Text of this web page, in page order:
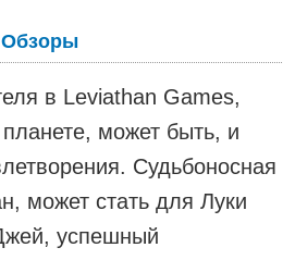
Обзоры
в Leviathan Games,
может быть, и
Судьбоносная
может стать для Луки
успешный